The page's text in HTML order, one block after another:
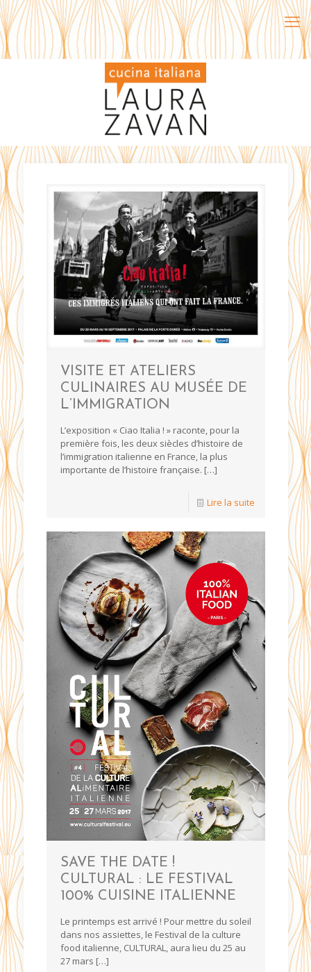
VISITE ET ATELIERS
CULINAIRES AU MUSÉE DE
L’IMMIGRATION
L’exposition « Ciao Italia ! » raconte, pour la
première fois, les deux siècles d’histoire de
l’immigration italienne en France, la plus
importante de l’histoire française. […]
Lire la suite
SAVE THE DATE !
CULTURAL : LE FESTIVAL
100% CUISINE ITALIENNE
Le printemps est arrivé ! Pour mettre du soleil
dans nos assiettes, le Festival de la culture
food italienne, CULTURAL, aura lieu du 25 au
27 mars […]